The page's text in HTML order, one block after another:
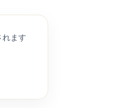
れます